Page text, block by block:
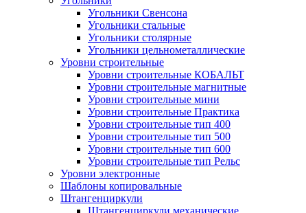
Угольники Свенсона
Угольники стальные
Угольники столярные
Угольники цельнометаллические
Уровни строительные
Уровни строительные КОБАЛЬТ
Уровни строительные магнитные
Уровни строительные мини
Уровни строительные Практика
Уровни строительные тип 400
Уровни строительные тип 500
Уровни строительные тип 600
Уровни строительные тип Рельс
Уровни электронные
Шаблоны копировальные
Штангенциркули